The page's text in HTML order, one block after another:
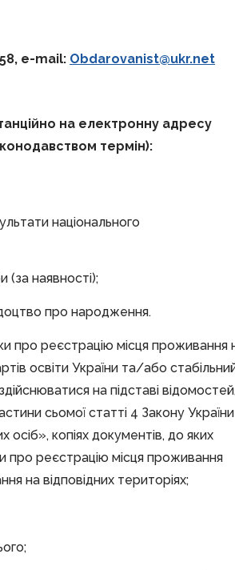
e-mail: Obdarovanist@ukr.net
на електронну адресу
термін):
національного
(за наявності);
про народження.
про реєстрацію місця проживання
освіти України та/або
на підставі відомостей,
сьомої статті 4 Закону України
копіях документів, до яких
про реєстрацію місця проживання
на відповідних територіях;